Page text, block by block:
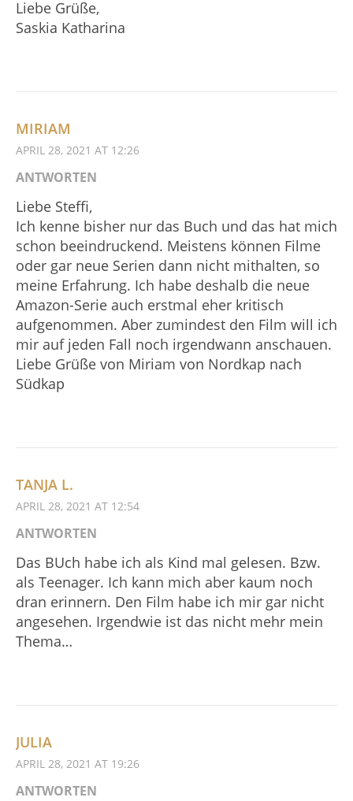
Liebe Grüße,
Saskia Katharina
MIRIAM
APRIL 28, 2021 AT 12:26
ANTWORTEN
Liebe Steffi,
Ich kenne bisher nur das Buch und das hat mich
schon beeindruckend. Meistens können Filme
oder gar neue Serien dann nicht mithalten, so
meine Erfahrung. Ich habe deshalb die neue
Amazon-Serie auch erstmal eher kritisch
aufgenommen. Aber zumindest den Film will ich
mir auf jeden Fall noch irgendwann anschauen.
Liebe Grüße von Miriam von Nordkap nach
Südkap
TANJA L.
APRIL 28, 2021 AT 12:54
ANTWORTEN
Das BUch habe ich als Kind mal gelesen. Bzw.
als Teenager. Ich kann mich aber kaum noch
dran erinnern. Den Film habe ich mir gar nicht
angesehen. Irgendwie ist das nicht mehr mein
Thema…
JULIA
APRIL 28, 2021 AT 19:26
ANTWORTEN